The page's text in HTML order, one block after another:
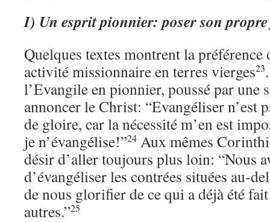
I) Un esprit pionnier: poser son
Quelques textes montrent la préférence
activité missionnaire en terres vierges23
l’Evangile en pionnier, poussé par une
annoncer le Christ: “Evangéliser n’est
de gloire, car la nécessité m’en est
je n’évangélise!”24 Aux mêmes
désir d’aller toujours plus loin: “Nous
d’évangéliser les contrées situées au-
de nous glorifier de ce qui a déjà été
autres.”25